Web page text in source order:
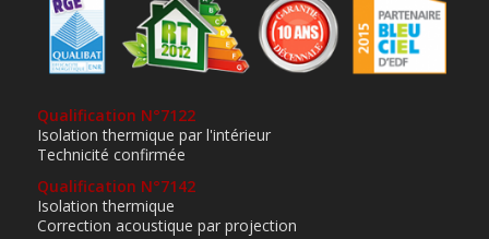
Qualification N°7122
Isolation thermique par l'intérieur
Technicité confirmée
Qualification N°7142
Isolation thermique
Correction acoustique par projection